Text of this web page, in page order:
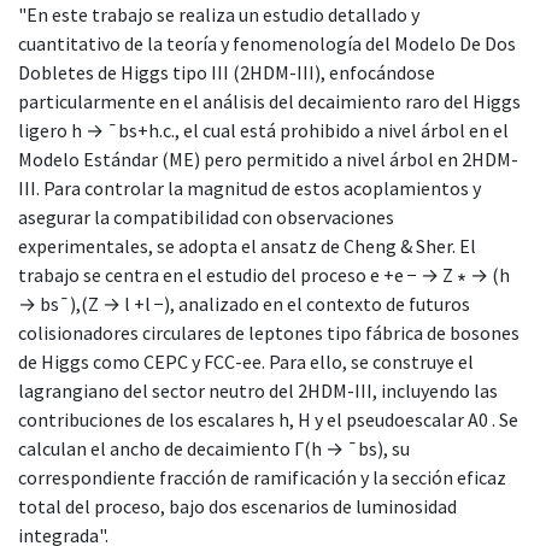
"En este trabajo se realiza un estudio detallado y
cuantitativo de la teoría y fenomenología del Modelo De Dos
Dobletes de Higgs tipo III (2HDM-III), enfocándose
particularmente en el análisis del decaimiento raro del Higgs
ligero h → ¯bs+h.c., el cual está prohibido a nivel árbol en el
Modelo Estándar (ME) pero permitido a nivel árbol en 2HDM-
III. Para controlar la magnitud de estos acoplamientos y
asegurar la compatibilidad con observaciones
experimentales, se adopta el ansatz de Cheng & Sher. El
trabajo se centra en el estudio del proceso e +e − → Z ∗ → (h
→ bs¯),(Z → l +l −), analizado en el contexto de futuros
colisionadores circulares de leptones tipo fábrica de bosones
de Higgs como CEPC y FCC-ee. Para ello, se construye el
lagrangiano del sector neutro del 2HDM-III, incluyendo las
contribuciones de los escalares h, H y el pseudoescalar A0 . Se
calculan el ancho de decaimiento Γ(h → ¯bs), su
correspondiente fracción de ramificación y la sección eficaz
total del proceso, bajo dos escenarios de luminosidad
integrada".